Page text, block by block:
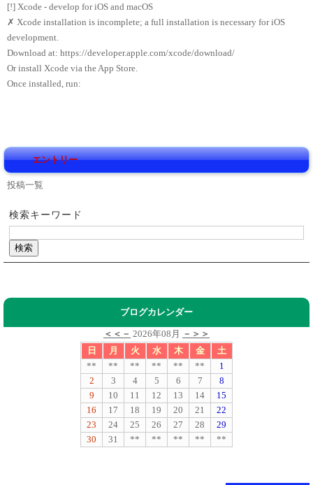
[!] Xcode - develop for iOS and macOS
✗ Xcode installation is incomplete; a full installation is necessary for iOS
development.
Download at: https://developer.apple.com/xcode/download/
Or install Xcode via the App Store.
Once installed, run:
エントリー
投稿一覧
検索キーワード
ブログカレンダー
＜＜－ 2026年08月
－＞＞
日
月 火 水 木 金
土
**
** ** ** ** **
1
2
3 4 5 6 7
8
9
10 11 12 13 14
15
16
17 18 19 20 21
22
23
24 25 26 27 28
29
30
31 ** ** ** ** **